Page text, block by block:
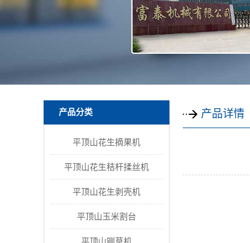
产品分类
平顶山花生摘果机
平顶山花生秸杆揉丝机
平顶山花生剥壳机
平顶山玉米割台
产品详情